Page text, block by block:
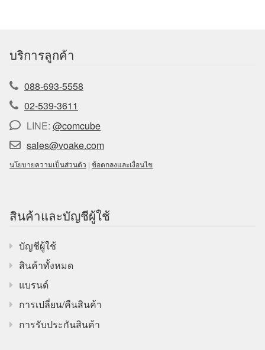
บริการลูกค้า
088-693-5558
02-539-3611
LINE: @comcube
sales@voake.com
นโยบายความเป็นส่วนตัว | ข้อตกลงและเงื่อนไข
สินค้าและบัญชีผู้ใช้
บัญชีผู้ใช้
สินค้าทั้งหมด
แบรนด์
การเปลี่ยน/คืนสินค้า
การรับประกันสินค้า